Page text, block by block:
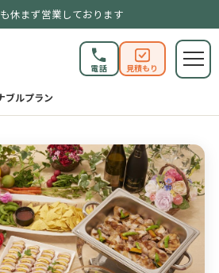
休まず営業しております
電話 見積もり
ブルプラン